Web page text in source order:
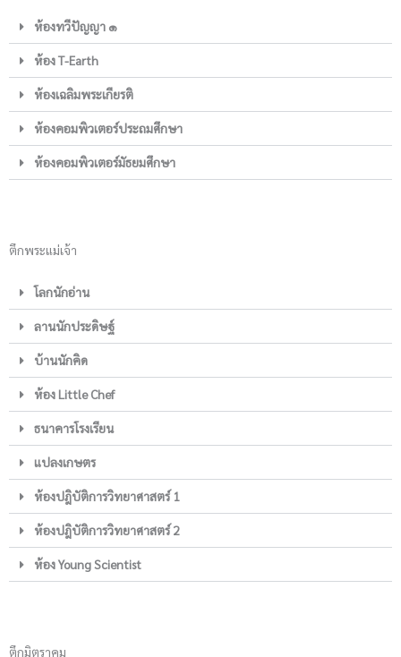
ห้องทวีปัญญา ๑
ห้อง T-Earth
ห้องเฉลิมพระเกียรติ
ห้องคอมพิวเตอร์ประถมศึกษา
ห้องคอมพิวเตอร์มัธยมศึกษา
ตึกพระแม่เจ้า
โลกนักอ่าน
ลานนักประดิษฐ์
บ้านนักคิด
ห้อง Little Chef
ธนาคารโรงเรียน
แปลงเกษตร
ห้องปฎิบัติการวิทยาศาสตร์ 1
ห้องปฎิบัติการวิทยาศาสตร์ 2
ห้อง Young Scientist
ตึกมิตราคม